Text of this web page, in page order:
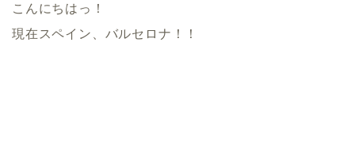
こんにちはっ！
現在スペイン、バルセロナ！！